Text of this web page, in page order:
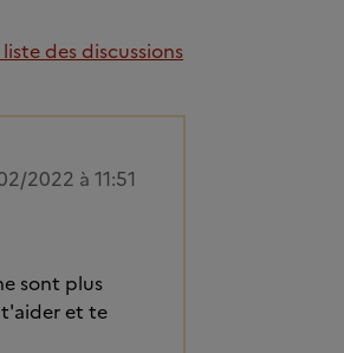
des discussions
2022 à 11:51
sont plus
t'aider et te